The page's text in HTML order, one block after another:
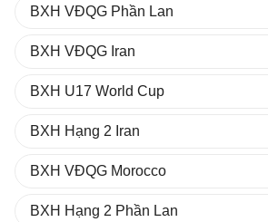
BXH VĐQG Phần Lan
BXH VĐQG Iran
BXH U17 World Cup
BXH Hạng 2 Iran
BXH VĐQG Morocco
BXH Hạng 2 Phần Lan